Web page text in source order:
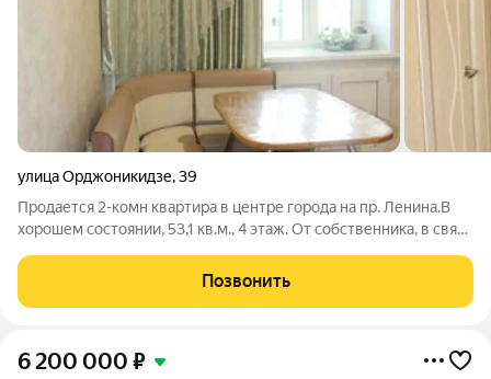
улица Орджоникидзе,39
Продается 2-комн квартира в центре города на пр. Ленина.В
хорошем состоянии, 53,1 кв.м., 4 этаж. От собственника, в связи
систем инженерных коммуникаций, кровли. Любой вариант
оплаты кроме
Позвонить
6 200 000 ₽